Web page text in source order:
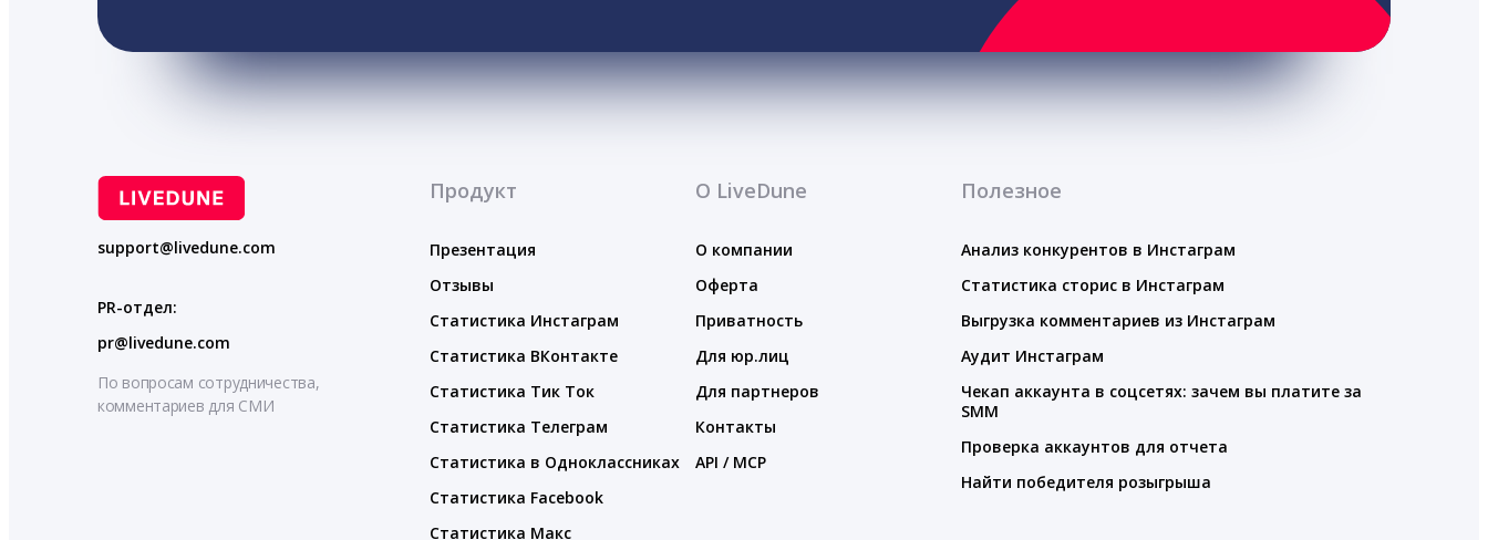
support@livedune.com
PR-отдел:
pr@livedune.com
По вопросам сотрудничества,
комментариев для СМИ
Продукт
Презентация
Отзывы
Статистика Инстаграм
Статистика ВКонтакте
Статистика Тик Ток
Статистика Телеграм
Статистика в Одноклассниках
Статистика Facebook
Статистика Макс
О LiveDune
О компании
Оферта
Приватность
Для юр.лиц
Для партнеров
Контакты
API / MCP
Полезное
Анализ конкурентов в Инстаграм
Статистика сторис в Инстаграм
Выгрузка комментариев из Инстаграм
Аудит Инстаграм
Чекап аккаунта в соцсетях: зачем вы платите за
SMM
Проверка аккаунтов для отчета
Найти победителя розыгрыша